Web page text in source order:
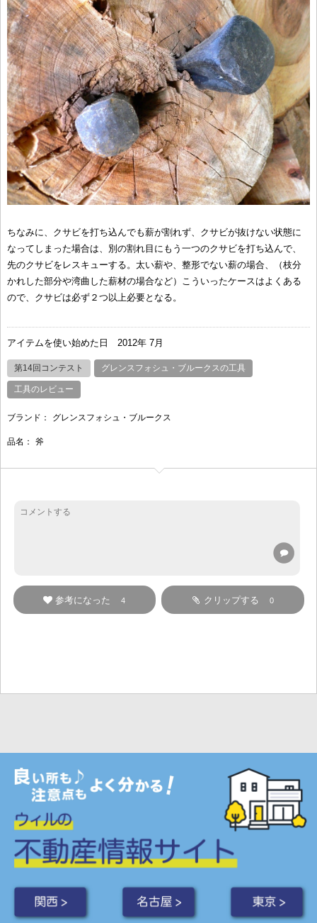
ちなみに、クサビを打ち込んでも薪が割れず、クサビが抜けない状態に
なってしまった場合は、別の割れ目にもう一つのクサビを打ち込んで、
先のクサビをレスキューする。太い薪や、整形でない薪の場合、（枝分
かれした部分や湾曲した薪材の場合など）こういったケースはよくある
ので、クサビは必ず２つ以上必要となる。
アイテムを使い始めた日 2012年 7月
第14回コンテスト グレンスフォシュ・ブルークスの工具
工具のレビュー
ブランド： グレンスフォシュ・ブルークス
品名： 斧
クリップする 0
参考になった 4
関西 > 名古屋 > 東京 >